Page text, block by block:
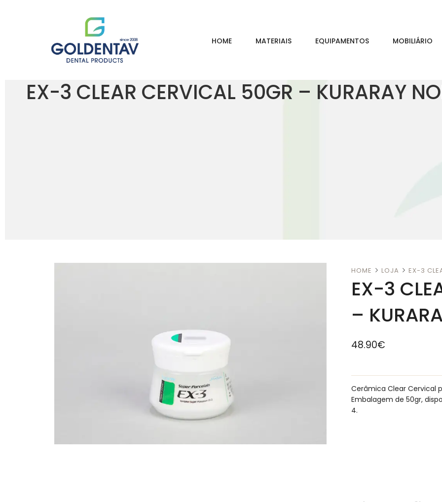
HOME MATERIAIS EQUIPAMENTOS MOBILIÁRIO
EX-3 CLEAR CERVICAL 50GR – KURARAY
HOME LOJA EX-3
EX-3
–
48.90€
Cerâmica Clear Cervical
Embalagem de 50gr,
4.